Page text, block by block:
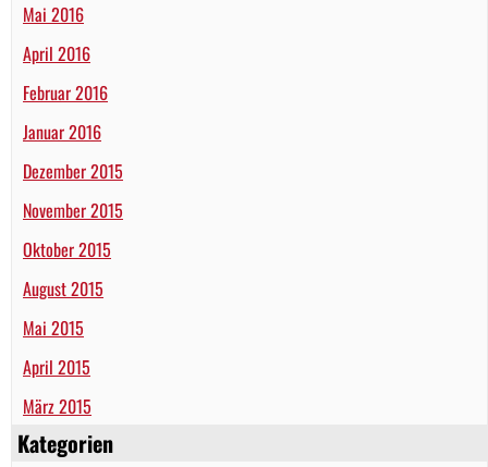
Mai 2016
April 2016
Februar 2016
Januar 2016
Dezember 2015
November 2015
Oktober 2015
August 2015
Mai 2015
April 2015
März 2015
Kategorien